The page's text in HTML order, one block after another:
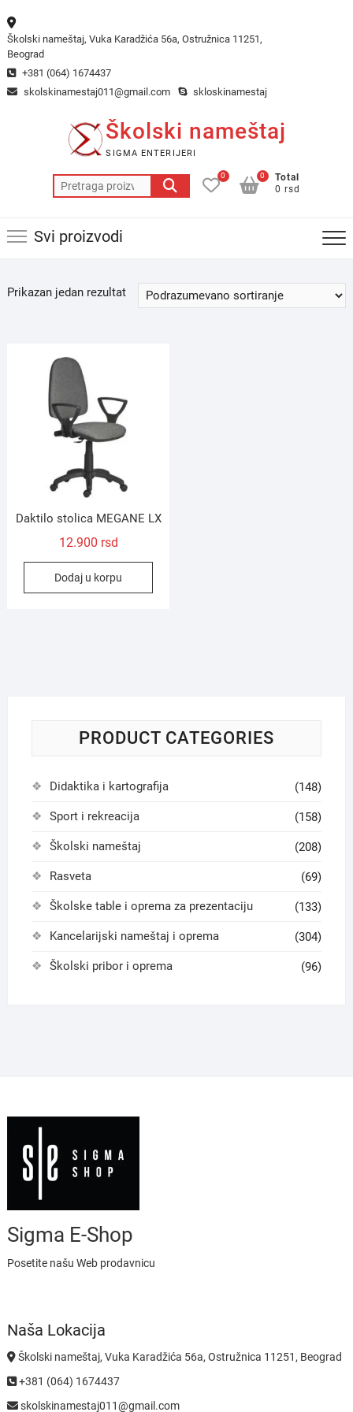
to
content
Školski nameštaj, Vuka Karadžića 56a, Ostružnica 11251,
Beograd
+381 (064) 1674437
skolskinamestaj011@gmail.com
skloskinamestaj
Školski nameštaj
SIGMA ENTERIJERI
Pretraga
za:
0
Total
0 rsd
0
Svi proizvodi
Prikazan jedan rezultat
Daktilo stolica MEGANE LX
12.900 rsd
Dodaj u korpu
PRODUCT CATEGORIES
Didaktika i kartografija (148)
Sport i rekreacija (158)
Školski nameštaj (208)
Rasveta (69)
Školske table i oprema za prezentaciju (133)
Kancelarijski nameštaj i oprema (304)
Školski pribor i oprema (96)
Sigma E-Shop
Posetite našu Web prodavnicu
Naša Lokacija
Školski nameštaj, Vuka Karadžića 56a, Ostružnica 11251, Beograd
+381 (064) 1674437
skolskinamestaj011@gmail.com